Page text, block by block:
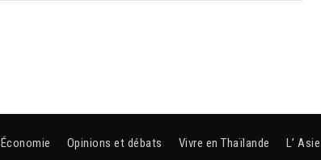
Économie Opinions et débats Vivre en Thaïlande L’